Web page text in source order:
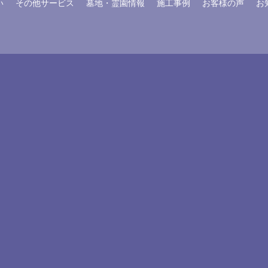
その他サービス 墓地・霊園情報 施工事例 お客様の声 お